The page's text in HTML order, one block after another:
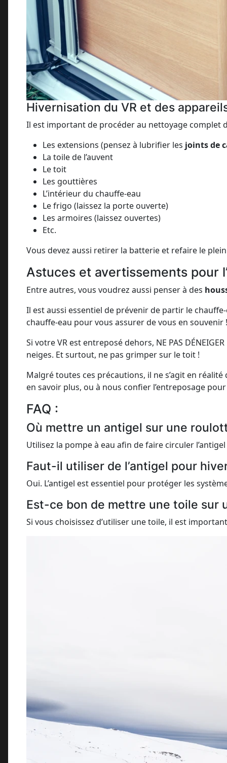
Hivernisation du VR et des
Il est important de procéder au nettoyage complet
Les extensions (pensez à lubrifier les joints de
La toile de l’auvent
Le toit
Les gouttières
L’intérieur du chauffe-eau
Le frigo (laissez la porte ouverte)
Les armoires (laissez ouvertes)
Etc.
Vous devez aussi retirer la batterie et refaire le
Astuces et avertissements pour
Entre autres, vous voudrez aussi penser à des
Il est aussi essentiel de prévenir de partir le
chauffe-eau pour vous assurer de vous en souvenir !
Si votre VR est entreposé dehors, NE PAS
neiges. Et surtout, ne pas grimper sur le toit !
Malgré toutes ces précautions, il ne s’agit en
en savoir plus, ou à nous confier l’entreposage
FAQ :
Où mettre un antigel sur une
Utilisez la pompe à eau afin de faire circuler
Faut-il utiliser de l’antigel pour
Oui. L’antigel est essentiel pour protéger les
Est-ce bon de mettre une toile sur
Si vous choisissez d’utiliser une toile, il est